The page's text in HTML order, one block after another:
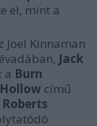
el, mint a
Joel Kinnaman
Jack
a Burn
című